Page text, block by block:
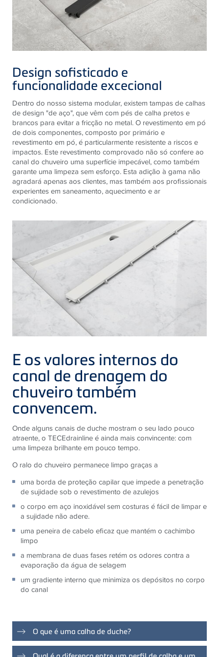
Design sofisticado e
funcionalidade excecional
Dentro do nosso sistema modular, existem tampas de calhas
de design "de aço", que vêm com pés de calha pretos e
brancos para evitar a fricção no metal. O revestimento em pó
de dois componentes, composto por primário e
revestimento em pó, é particularmente resistente a riscos e
impactos. Este revestimento comprovado não só confere ao
canal do chuveiro uma superfície impecável, como também
garante uma limpeza sem esforço. Esta adição à gama não
agradará apenas aos clientes, mas também aos profissionais
experientes em saneamento, aquecimento e ar
condicionado.
E os valores internos do
canal de drenagem do
chuveiro também
convencem.
Onde alguns canais de duche mostram o seu lado pouco
atraente, o TECEdrainline é ainda mais convincente: com
uma limpeza brilhante em pouco tempo.
O ralo do chuveiro permanece limpo graças a
uma borda de proteção capilar que impede a penetração
de sujidade sob o revestimento de azulejos
o corpo em aço inoxidável sem costuras é fácil de limpar e
a sujidade não adere.
uma peneira de cabelo eficaz que mantém o cachimbo
limpo
a membrana de duas fases retém os odores contra a
evaporação da água de selagem
um gradiente interno que minimiza os depósitos no corpo
do canal
O que é uma calha de duche?